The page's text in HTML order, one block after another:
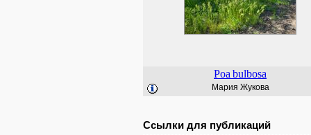
Poa bulbosa
Мария Жукова
Ссылки для публикаций